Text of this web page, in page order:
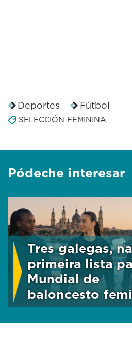
Deportes Fútbol
SELECCIÓN FEMININA
Pódeche interesar
Tres galegas, na
primeira lista
Mundial de
baloncesto